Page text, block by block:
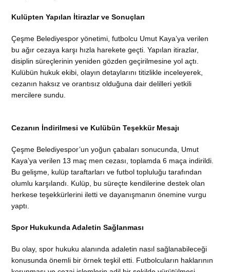
Kulüpten Yapılan İtirazlar ve Sonuçları
Çeşme Belediyespor yönetimi, futbolcu Umut Kaya’ya verilen
bu ağır cezaya karşı hızla harekete geçti. Yapılan itirazlar,
disiplin süreçlerinin yeniden gözden geçirilmesine yol açtı.
Kulübün hukuk ekibi, olayın detaylarını titizlikle inceleyerek,
cezanın haksız ve orantısız olduğuna dair delilleri yetkili
mercilere sundu.
Cezanın İndirilmesi ve Kulübün Teşekkür Mesajı
Çeşme Belediyespor’un yoğun çabaları sonucunda, Umut
Kaya’ya verilen 13 maç men cezası, toplamda 6 maça indirildi.
Bu gelişme, kulüp taraftarları ve futbol topluluğu tarafından
olumlu karşılandı. Kulüp, bu süreçte kendilerine destek olan
herkese teşekkürlerini iletti ve dayanışmanın önemine vurgu
yaptı.
Spor Hukukunda Adaletin Sağlanması
Bu olay, spor hukuku alanında adaletin nasıl sağlanabileceği
konusunda önemli bir örnek teşkil etti. Futbolcuların haklarının